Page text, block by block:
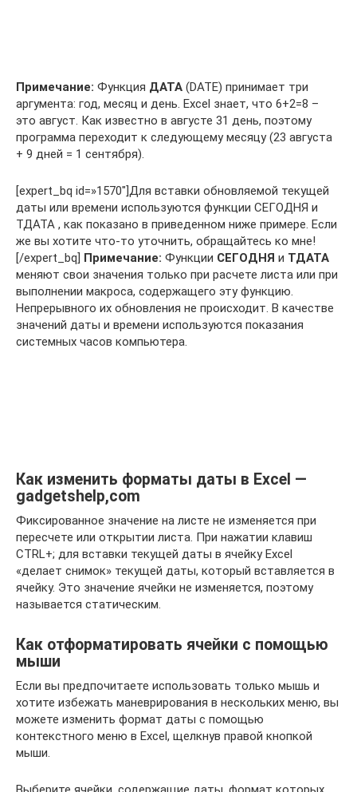
Примечание: Функция ДАТА (DATE) принимает три
аргумента: год, месяц и день. Excel знает, что 6+2=8 –
это август. Как известно в августе 31 день, поэтому
программа переходит к следующему месяцу (23 августа
+ 9 дней = 1 сентября).
[expert_bq id=»1570″]Для вставки обновляемой текущей
даты или времени используются функции СЕГОДНЯ и
ТДАТА , как показано в приведенном ниже примере. Если
же вы хотите что-то уточнить, обращайтесь ко мне!
[/expert_bq] Примечание: Функции СЕГОДНЯ и ТДАТА
меняют свои значения только при расчете листа или при
выполнении макроса, содержащего эту функцию.
Непрерывного их обновления не происходит. В качестве
значений даты и времени используются показания
системных часов компьютера.
Как изменить форматы даты в Excel —
gadgetshelp,com
Фиксированное значение на листе не изменяется при
пересчете или открытии листа. При нажатии клавиш
CTRL+; для вставки текущей даты в ячейку Excel
«делает снимок» текущей даты, который вставляется в
ячейку. Это значение ячейки не изменяется, поэтому
называется статическим.
Как отформатировать ячейки с помощью
мыши
Если вы предпочитаете использовать только мышь и
хотите избежать маневрирования в нескольких меню, вы
можете изменить формат даты с помощью
контекстного меню в Excel, щелкнув правой кнопкой
мыши.